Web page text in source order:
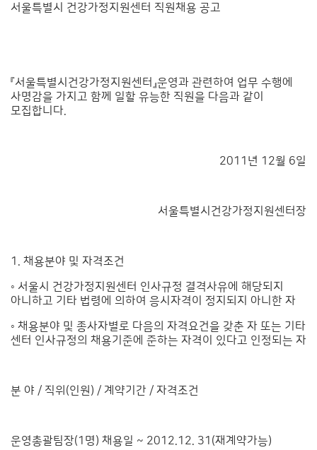
서울특별시 건강가정지원센터 직원채용 공고
『서울특별시건강가정지원센터』운영과 관련하여 업무 수행에
사명감을 가지고 함께 일할 유능한 직원을 다음과 같이
모집합니다.
2011년 12월 6일
서울특별시건강가정지원센터장
1. 채용분야 및 자격조건
◦ 서울시 건강가정지원센터 인사규정 결격사유에 해당되지
아니하고 기타 법령에 의하여 응시자격이 정지되지 아니한 자
◦ 채용분야 및 종사자별로 다음의 자격요건을 갖춘 자 또는 기타
센터 인사규정의 채용기준에 준하는 자격이 있다고 인정되는 자
분 야 / 직위(인원) / 계약기간 / 자격조건
운영총괄팀장(1명) 채용일 ~ 2012.12. 31(재계약가능)